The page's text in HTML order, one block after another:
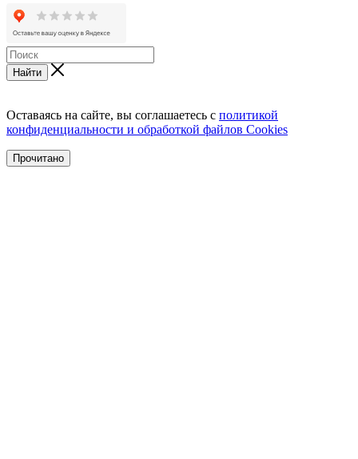
Найти
Оставаясь на сайте, вы соглашаетесь с политикой
конфиденциальности и обработкой файлов Cookies
Прочитано